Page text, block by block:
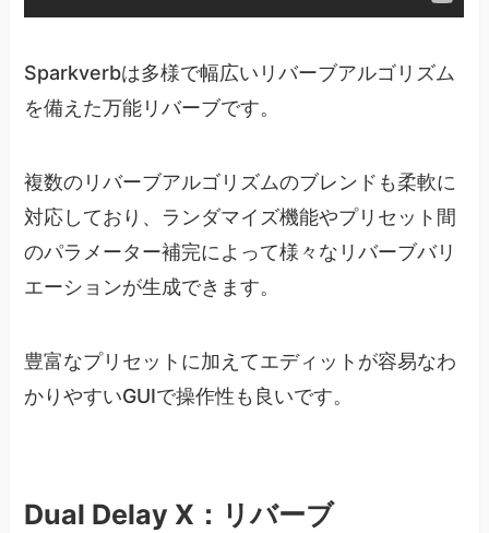
Sparkverbは多様で幅広いリバーブアルゴリズム
を備えた万能リバーブです。
複数のリバーブアルゴリズムのブレンドも柔軟に
対応しており、ランダマイズ機能やプリセット間
のパラメーター補完によって様々なリバーブバリ
エーションが生成できます。
豊富なプリセットに加えてエディットが容易なわ
かりやすいGUIで操作性も良いです。
Dual Delay X：リバーブ